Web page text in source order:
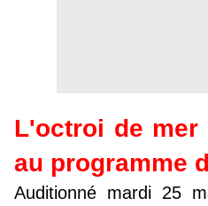
L'octroi de
au programme
Auditionné mardi 25